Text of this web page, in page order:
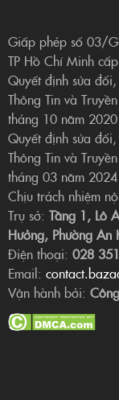
Giấp phép số 03/
TP Hồ Chí Minh
Quyết định sửa
Thông Tin và
tháng 10 năm 2020
Quyết định sửa
Thông Tin và
tháng 03 năm 2024
Chịu trách nhiệm
Trụ sở: Tầng 1, Lô
Hưởng, Phường An
Điện thoại: 028
Email:
Vận hành bởi: